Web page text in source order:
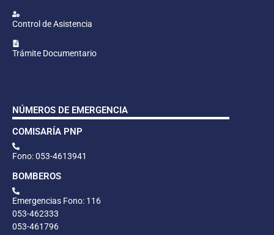
Control de Asistencia
Trámite Documentario
NÚMEROS DE EMERGENCIA
COMISARÍA PNP
Fono: 053-4613941
BOMBEROS
Emergencias Fono: 116
053-462333
053-461796